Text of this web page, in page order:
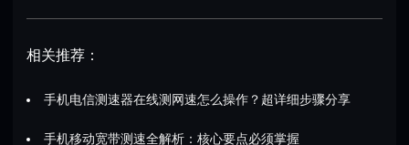
相关推荐：
手机电信测速器在线测网速怎么操作？超详细步骤分享
手机移动宽带测速全解析：核心要点必须掌握